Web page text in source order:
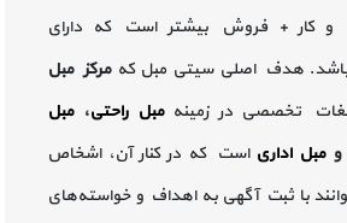
کار + فروش بیشتر است که دارای
هدف اصلی سیتی مبل کهمرکز مبل
تخصصی در زمینه مبل راحتی،مبل
ومبل اداری است که در کنار آن، اشخاص
با ثبت آگهی به اهداف و خواسته‌های